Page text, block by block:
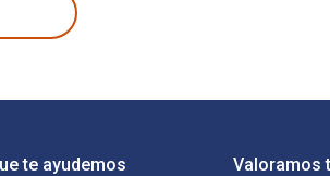
te ayudemos Valoramos